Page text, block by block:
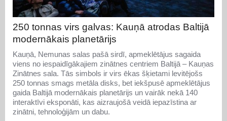
250 tonnas virs galvas: Kauņā atrodas Baltijā
modernākais planetārijs
Kauņā, Nemunas salas pašā sirdī, apmeklētājus sagaida
viens no iespaidīgākajiem zinātnes centriem Baltijā – Kauņas
Zinātnes sala. Tās simbols ir virs ēkas šķietami levitējošs
250 tonnas smags metāla disks, bet iekšpusē apmeklētājus
gaida Baltijā modernākais planetārijs un vairāk nekā 140
interaktīvi eksponāti, kas aizraujošā veidā iepazīstina ar
zinātni, tehnoloģijām un dabu.